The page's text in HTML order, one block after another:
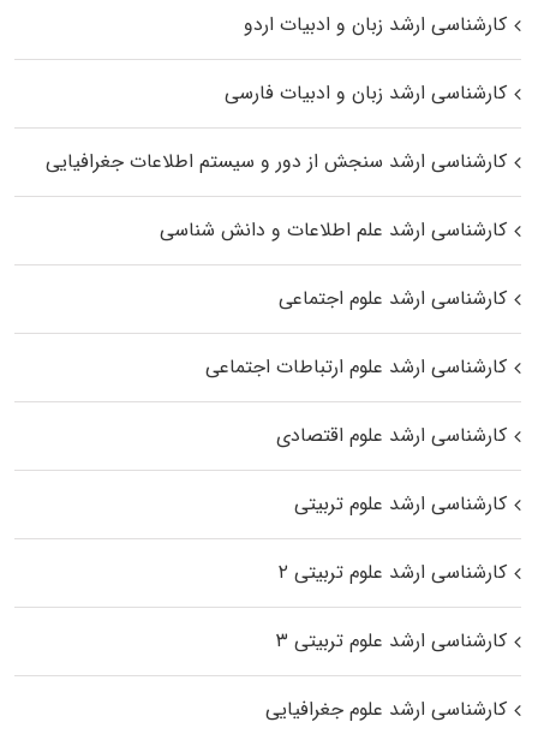
کارشناسی ارشد زبان و ادبیات اردو
کارشناسی ارشد زبان و ادبیات فارسی
کارشناسی ارشد سنجش از دور و سیستم اطلاعات جغرافیایی
کارشناسی ارشد علم اطلاعات و دانش شناسی
کارشناسی ارشد علوم اجتماعی
کارشناسی ارشد علوم ارتباطات اجتماعی
کارشناسی ارشد علوم اقتصادی
کارشناسی ارشد علوم تربیتی
کارشناسی ارشد علوم تربیتی ۲
کارشناسی ارشد علوم تربیتی ۳
کارشناسی ارشد علوم جغرافیایی